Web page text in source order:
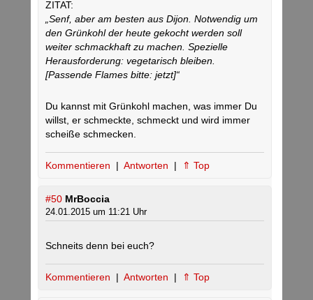
ZITAT:
„Senf, aber am besten aus Dijon. Notwendig um
den Grünkohl der heute gekocht werden soll
weiter schmackhaft zu machen. Spezielle
Herausforderung: vegetarisch bleiben.
[Passende Flames bitte: jetzt]“
Du kannst mit Grünkohl machen, was immer Du
willst, er schmeckte, schmeckt und wird immer
scheiße schmecken.
Kommentieren | Antworten | ⇑ Top
#50 MrBoccia
24.01.2015 um 11:21 Uhr
Schneits denn bei euch?
Kommentieren | Antworten | ⇑ Top